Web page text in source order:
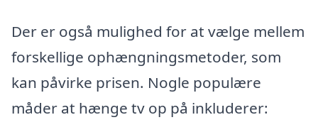
Der er også mulighed for at vælge mellem
forskellige ophængningsmetoder, som
kan påvirke prisen. Nogle populære
måder at hænge tv op på inkluderer: